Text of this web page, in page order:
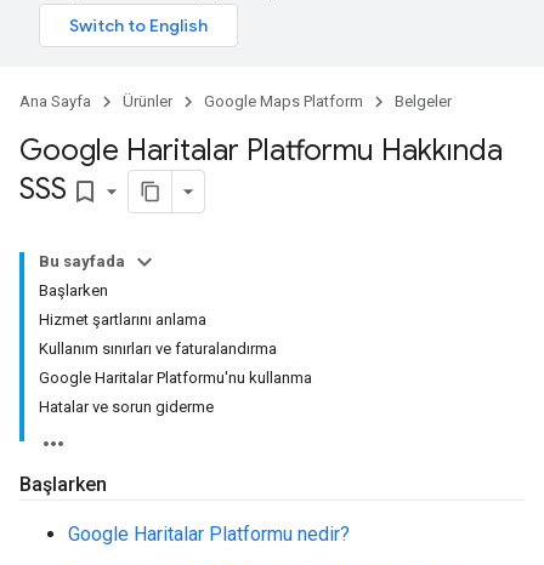
Ana Sayfa Ürünler Google Maps Platform Belgeler
Google Haritalar Platformu Hakkında
SSS bookmark_border
Bu sayfada
Başlarken
Hizmet şartlarını anlama
Kullanım sınırları ve faturalandırma
Google Haritalar Platformu'nu kullanma
Hatalar ve sorun giderme
Başlarken
Google Haritalar Platformu nedir?